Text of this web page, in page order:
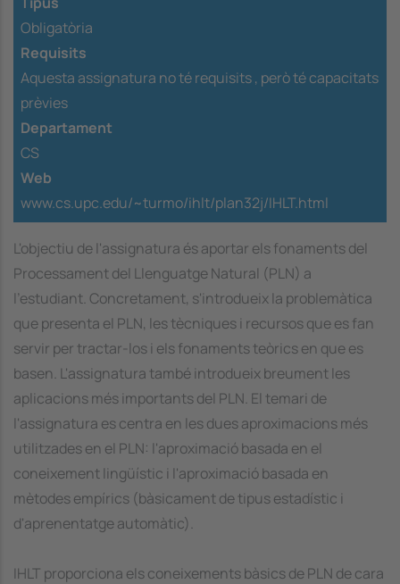
Obligatòria
Requisits
Aquesta assignatura no té requisits , però té capacitats
prèvies
Departament
CS
Web
www.cs.upc.edu/~turmo/ihlt/plan32j/IHLT.html
L'objectiu de l'assignatura és aportar els fonaments del
Processament del Llenguatge Natural (PLN) a
l'estudiant. Concretament, s'introdueix la problemàtica
que presenta el PLN, les tècniques i recursos que es fan
servir per tractar-los i els fonaments teòrics en que es
basen. L'assignatura també introdueix breument les
aplicacions més importants del PLN. El temari de
l'assignatura es centra en les dues aproximacions més
utilitzades en el PLN: l'aproximació basada en el
coneixement lingüístic i l'aproximació basada en
mètodes empírics (bàsicament de tipus estadístic i
d'aprenentatge automàtic).
IHLT proporciona els coneixements bàsics de PLN de cara